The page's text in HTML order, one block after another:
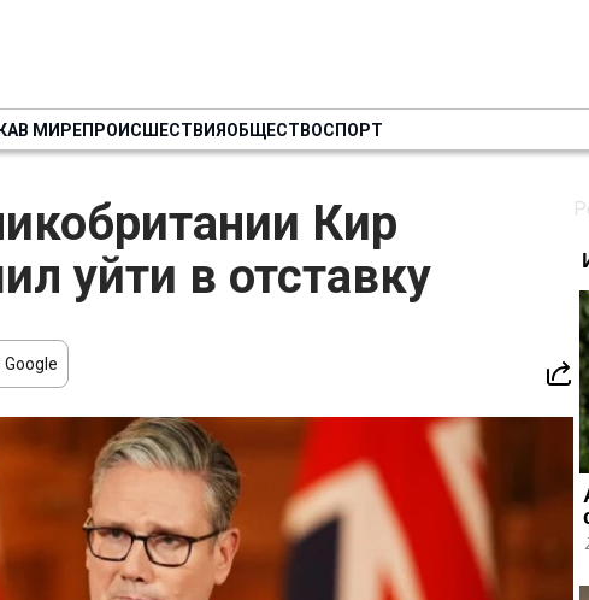
В МИРЕПРОИСШЕСТВИЯОБЩЕСТВОСПОРТ
Кир
уйти в отставку